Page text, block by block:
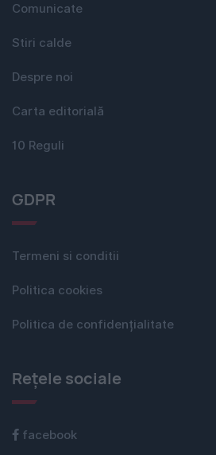
Comunicate
Stiri calde
Despre noi
Carta editorială
10 Reguli
GDPR
Termeni si conditii
Politica cookies
Politica de confidențialitate
Rețele sociale
facebook